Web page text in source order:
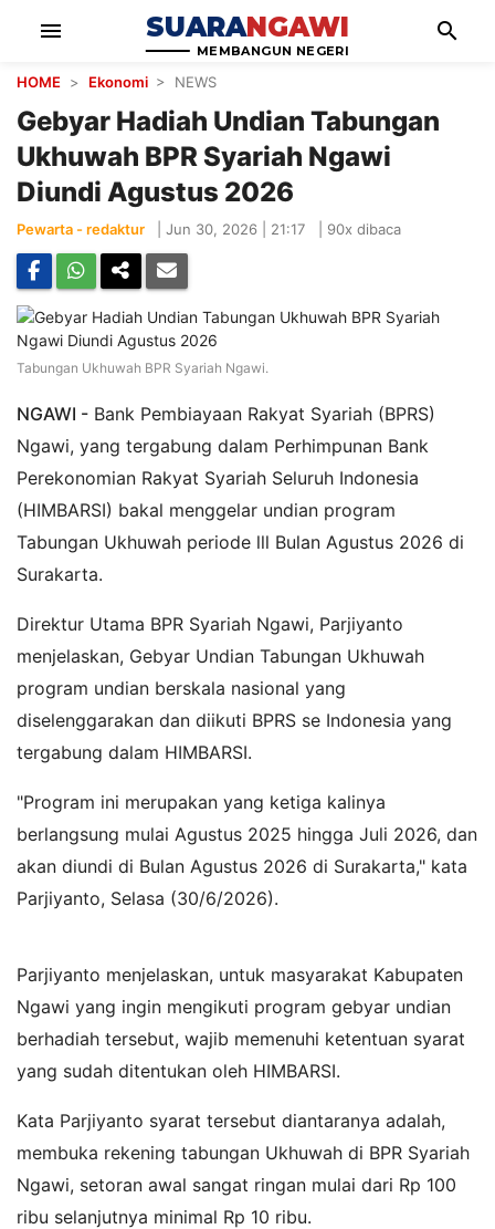
menu SUARANGAWI
MEMBANGUN NEGERI
search
HOME > Ekonomi > NEWS
Gebyar Hadiah Undian Tabungan
Ukhuwah BPR Syariah Ngawi
Diundi Agustus 2026
Pewarta - redaktur Jun 30, 2026 | 21:17 90x dibaca
Tabungan Ukhuwah BPR Syariah Ngawi.
NGAWI - Bank Pembiayaan Rakyat Syariah (BPRS)
Ngawi, yang tergabung dalam Perhimpunan Bank
Perekonomian Rakyat Syariah Seluruh Indonesia
(HIMBARSI) bakal menggelar undian program
Tabungan Ukhuwah periode lll Bulan Agustus 2026 di
Surakarta.
Direktur Utama BPR Syariah Ngawi, Parjiyanto
menjelaskan, Gebyar Undian Tabungan Ukhuwah
program undian berskala nasional yang
diselenggarakan dan diikuti BPRS se Indonesia yang
tergabung dalam HIMBARSI.
"Program ini merupakan yang ketiga kalinya
berlangsung mulai Agustus 2025 hingga Juli 2026, dan
akan diundi di Bulan Agustus 2026 di Surakarta," kata
Parjiyanto, Selasa (30/6/2026).
Parjiyanto menjelaskan, untuk masyarakat Kabupaten
Ngawi yang ingin mengikuti program gebyar undian
berhadiah tersebut, wajib memenuhi ketentuan syarat
yang sudah ditentukan oleh HIMBARSI.
Kata Parjiyanto syarat tersebut diantaranya adalah,
membuka rekening tabungan Ukhuwah di BPR Syariah
Ngawi, setoran awal sangat ringan mulai dari Rp 100
ribu selanjutnya minimal Rp 10 ribu.